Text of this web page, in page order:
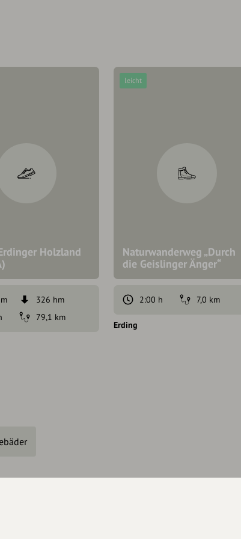
Holzland
326 hm
79,1 km
Naturwanderweg „Durch
die Geislinger Änger“
leicht
2:00 h 7,0 km
Erding